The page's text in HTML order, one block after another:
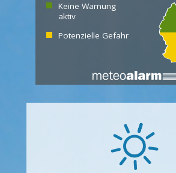
Keine Warnung
aktiv
Potenzielle Gefahr